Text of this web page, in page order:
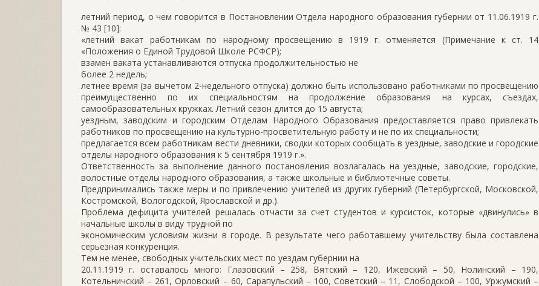
летний период, о чем говорится в Постановлении Отдела народного образования губернии от 11.06.1919 г.
№ 43 [10]:
«летний вакат работникам по народному просвещению в 1919 г. отменяется (Примечание к ст. 14
«Положения о Единой Трудовой Школе РСФСР);
взамен ваката устанавливаются отпуска продолжительностью не
более 2 недель;
летнее время (за вычетом 2-недельного отпуска) должно быть использовано работниками по просвещению
преимущественно по их специальностям на продолжение образования на курсах, съездах,
самообразовательных кружках. Летний сезон длится до 15 августа;
уездным, заводским и городским Отделам Народного Образования предоставляется право привлекать
работников по просвещению на культурно-просветительную работу и не по их специальности;
предлагается всем работникам вести дневники, сводки которых сообщать в уездные, заводские и городские
отделы народного образования к 5 сентября 1919 г.».
Ответственность за выполнение данного постановления возлагалась на уездные, заводские, городские,
волостные отделы народного образования, а также школьные и библиотечные советы.
Предпринимались также меры и по привлечению учителей из других губерний (Петербургской, Московской,
Костромской, Вологодской, Ярославской и др.).
Проблема дефицита учителей решалась отчасти за счет студентов и курсисток, которые «двинулись» в
начальные школы в виду трудной по
экономическим условиям жизни в городе. В результате чего работавшему учительству была составлена
серьезная конкуренция.
Тем не менее, свободных учительских мест по уездам губернии на
20.11.1919 г. оставалось много: Глазовский – 258, Вятский – 120, Ижевский – 50, Нолинский – 190,
Котельничский – 261, Орловский – 60, Сарапульский – 100, Советский – 11, Слободской – 100, Уржумский –